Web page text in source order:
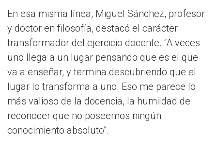
En esa misma línea, Miguel Sánchez, profesor
y doctor en filosofía, destacó el carácter
transformador del ejercicio docente. “A veces
uno llega a un lugar pensando que es el que
va a enseñar, y termina descubriendo que el
lugar lo transforma a uno. Eso me parece lo
más valioso de la docencia, la humildad de
reconocer que no poseemos ningún
conocimiento absoluto”.